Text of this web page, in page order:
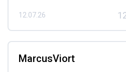
12.07.26
MarcusViort